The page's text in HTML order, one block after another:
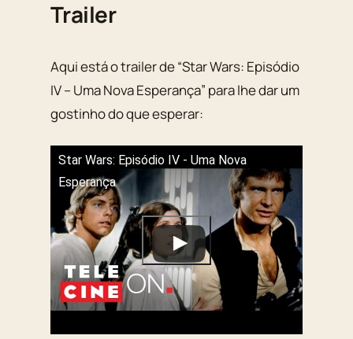
Trailer
Aqui está o trailer de “Star Wars: Episódio
IV – Uma Nova Esperança” para lhe dar um
gostinho do que esperar:
Star Wars: Episódio IV - Uma Nova
Esperança